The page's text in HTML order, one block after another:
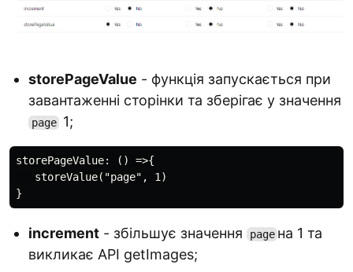
storePageValue - функція запускається при
завантаженні сторінки та зберігає у значення
page 1;
storePageValue: () =>{
   storeValue("page", 1)
increment - збільшує значення page на 1 та
викликає API getImages;